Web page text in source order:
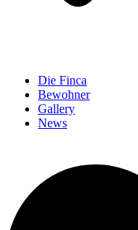
Die Finca
Bewohner
Gallery
News